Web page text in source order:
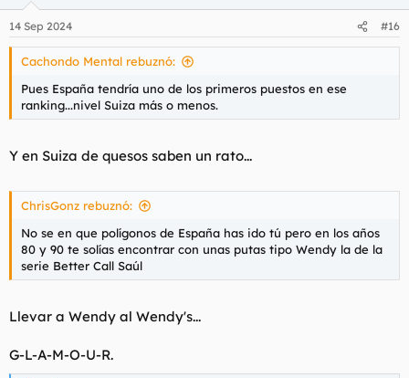
e
s
14 Sep 2024 #16
Cachondo Mental rebuznó:
Pues España tendría uno de los primeros puestos en ese
ranking...nivel Suiza más o menos.
Y en Suiza de quesos saben un rato...
ChrisGonz rebuznó:
No se en que polígonos de España has ido tú pero en los años
80 y 90 te solías encontrar con unas putas tipo Wendy la de la
serie Better Call Saúl
Llevar a Wendy al Wendy's...
G-L-A-M-O-U-R.